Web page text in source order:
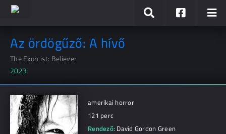
Az ördögűző: A hívő
The Exorcist: Believer
2023
amerikai horror
121 perc
Rendező: David Gordon Green